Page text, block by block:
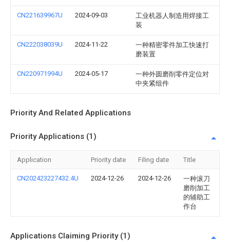
CN221639967U 2024-09-03
工业机器人制造用焊接工
装
CN222038039U 2024-11-22
一种精密零件加工快速打
磨装置
CN220971994U 2024-05-17
一种外圆磨削零件定位对
中夹紧组件
Priority And Related Applications
Priority Applications (1)
Application Priority date Filing date Title
CN202423227432.4U 2024-12-26 2024-12-26
一种滚刀
磨削加工
的辅助工
作台
Applications Claiming Priority (1)